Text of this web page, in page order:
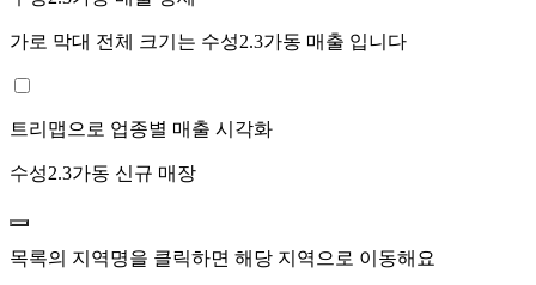
가로 막대 전체 크기는 수성2.3가동 매출 입니다
트리맵으로 업종별 매출 시각화
수성2.3가동 신규 매장
목록의 지역명을 클릭하면 해당 지역으로 이동해요